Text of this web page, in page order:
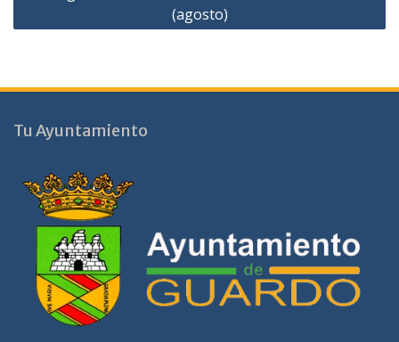
(agosto)
Tu Ayuntamiento